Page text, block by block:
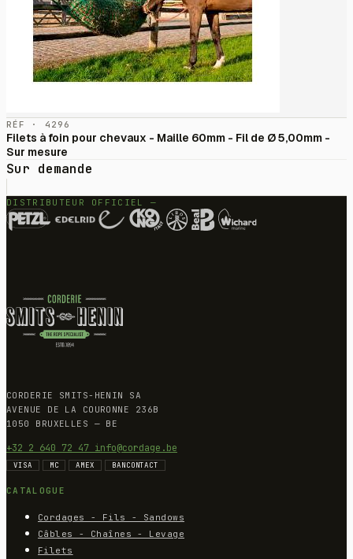
RÉF · 4296
Filets à foin pour chevaux - Maille 60mm - Fil de Ø 5,00mm -
Sur mesure
Sur demande
DISTRIBUTEUR OFFICIEL —
CORDERIE SMITS-HENIN SA
AVENUE DE LA COURONNE 236B
1050 BRUXELLES — BE
+32 2 640 72 47 info@cordage.be
VISA MC AMEX BANCONTACT
CATALOGUE
Cordages - Fils - Sandows
Câbles - Chaînes - Levage
Filets